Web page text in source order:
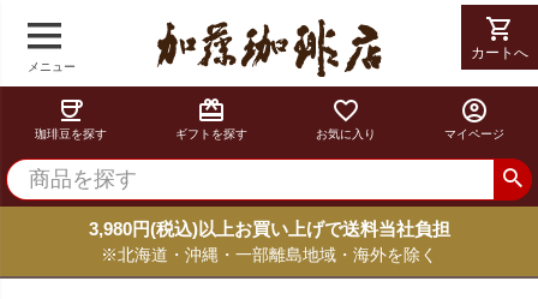
メニュー
shopping_cart
カートへ
coffee
珈琲豆を探す
card_giftcard
ギフトを探す
favorite_border
お気に入り
account_circle
マイページ
3,980円(税込)以上お買い上げで送料当社負担
※北海道・沖縄・一部離島地域・海外を除く
shopping_cart
カートへ